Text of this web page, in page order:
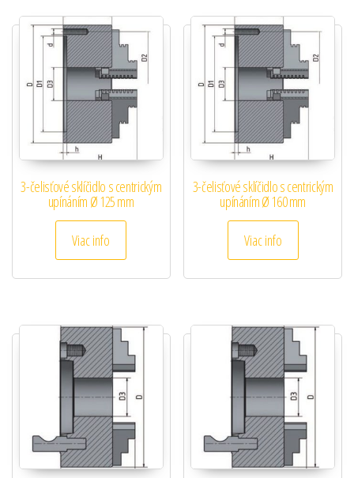
3-čelisťové sklíčidlo s centrickým
upínáním Ø 125 mm
Viac info
3-čelisťové sklíčidlo s centrickým
upínáním Ø 160 mm
Viac info